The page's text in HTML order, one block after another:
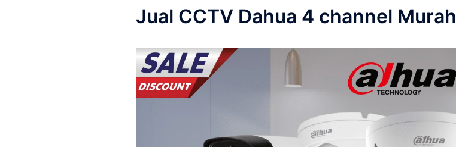
Jual CCTV Dahua 4 channel Murah